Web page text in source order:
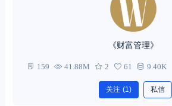
《财富管理》
159 41.88M 2 61 9.40K
关注 (1) 私信